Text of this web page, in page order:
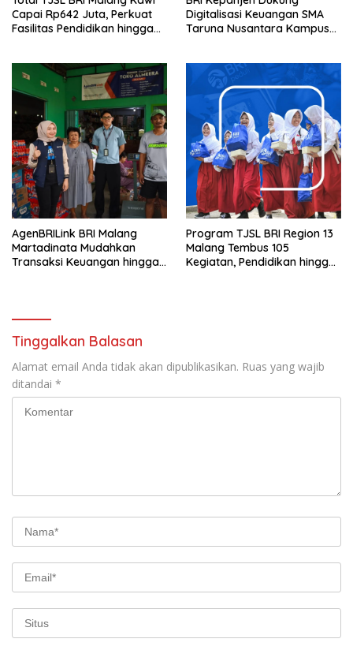
Capai Rp642 Juta, Perkuat
Fasilitas Pendidikan hingga
Digitalisasi Keuangan SMA
Taruna Nusantara Kampus
AgenBRILink BRI Malang
Martadinata Mudahkan
Transaksi Keuangan hingga
Program TJSL BRI Region 13
Malang Tembus 105
Kegiatan, Pendidikan hingga
Tinggalkan Balasan
Alamat email Anda tidak akan dipublikasikan. Ruas yang wajib
ditandai *